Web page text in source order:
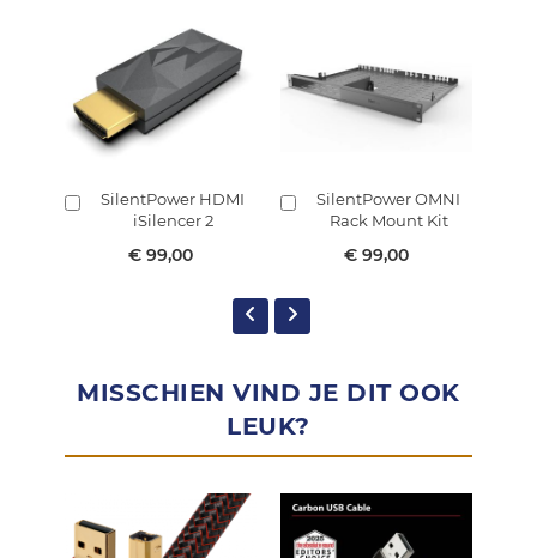
SilentPower HDMI
iSilencer 2
€ 99,00
In
winkelmandje
SilentPower OMNI
Rack Mount Kit
€ 99,00
In
winkelmandje
MISSCHIEN VIND JE DIT OOK
LEUK?